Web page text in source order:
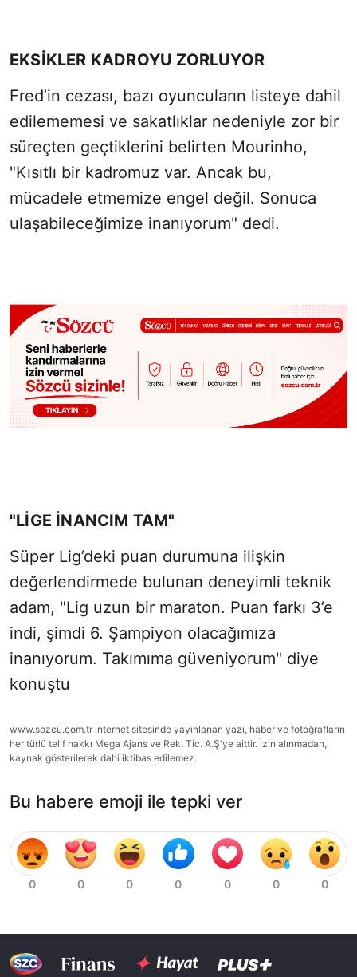
EKSIKLER KADROYU ZORLUYOR
Fred’in cezası, bazı oyuncuların listeye dahil
edilememesi ve sakatlıklar nedeniyle zor bir
süreçten geçtiklerini belirten Mourinho,
"Kısıtlı bir kadromuz var. Ancak bu,
mücadele etmemize engel değil. Sonuca
ulaşabileceğimize inanıyorum" dedi.
"LIGE İNANCIM TAM"
Süper Lig’deki puan durumuna ilişkin
değerlendirmede bulunan deneyimli teknik
adam, "Lig uzun bir maraton. Puan farkı 3’e
indi, şimdi 6. Şampiyon olacağımıza
inanıyorum. Takımıma güveniyorum" diye
konuştu
www.sozcu.com.tr internet sitesinde yayınlanan yazı, haber ve fotoğrafların
her türlü telif hakkı Mega Ajans ve Rek. Tic. A.Ş'ye aittir. İzin alınmadan,
kaynak gösterilerek dahi iktibas edilemez.
Bu habere emoji ile tepki ver